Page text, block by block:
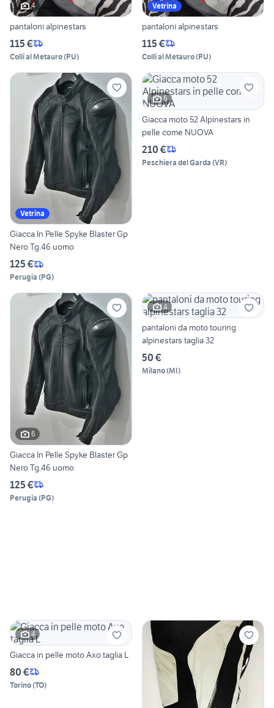
4
pantaloni alpinestars
115 €
Colli al Metauro(PU)
Vetrina
pantaloni alpinestars
115 €
Colli al Metauro(PU)
Vetrina
Giacca In Pelle Spyke Blaster Gp
Nero Tg.46 uomo
125 €
Perugia (PG)
6
Giacca moto 52 Alpinestars in
pelle come NUOVA
210 €
Peschiera del Garda (VR)
6
Giacca In Pelle Spyke Blaster Gp
Nero Tg.46 uomo
125 €
Perugia (PG)
4
pantaloni da moto touring
alpinestars taglia 32
50 €
Milano(MI)
4
Giacca in pelle moto Axo taglia L
80 €
Torino(TO)